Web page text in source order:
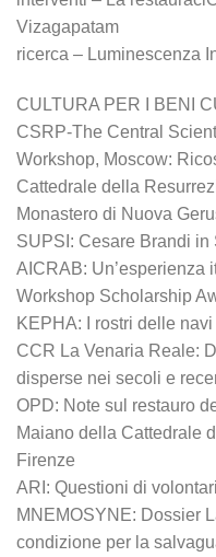
Vizagapatam
ricerca – Luminescenza
CULTURA PER I BENI
CSRP-The Central
Workshop, Moscow:
Cattedrale della
Monastero di Nuova
SUPSI: Cesare Brandi in
AICRAB: Un’esperienza
Workshop Scholarship
KEPHA: I rostri delle
CCR La Venaria Reale:
disperse nei secoli e
OPD: Note sul restauro
Maiano della Cattedrale
Firenze
ARI: Questioni di
MNEMOSYNE: Dossier
condizione per la